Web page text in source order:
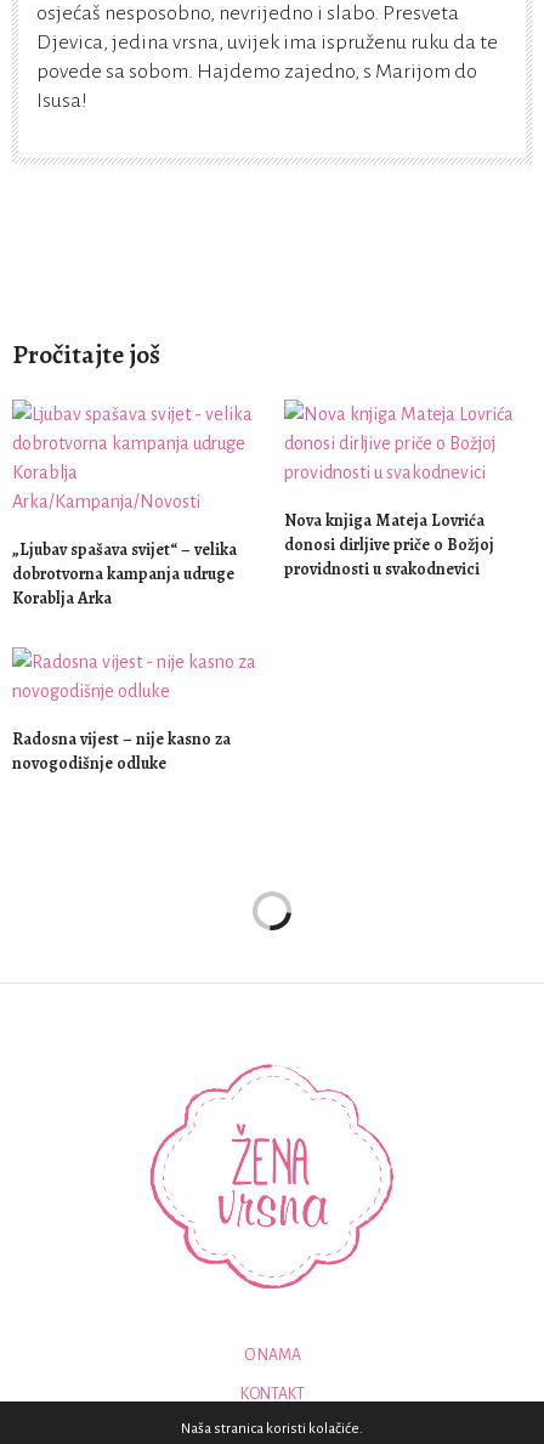
osjećaš nesposobno, nevrijedno i slabo. Presveta
Djevica, jedina vrsna, uvijek ima ispruženu ruku da te
povede sa sobom. Hajdemo zajedno, s Marijom do
Isusa!
Pročitajte još
„Ljubav spašava svijet“ – velika
dobrotvorna kampanja udruge
Korablja Arka
Nova knjiga Mateja Lovrića
donosi dirljive priče o Božjoj
providnosti u svakodnevici
Radosna vijest – nije kasno za
novogodišnje odluke
O NAMA
KONTAKT
Naša stranica koristi kolačiće.